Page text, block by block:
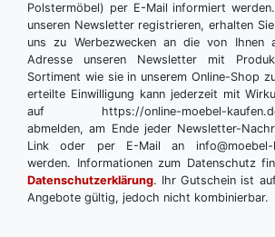
Polstermöbel) per E-Mail informiert
unseren Newsletter registrieren, erhalten
uns zu Werbezwecken an die von Ihnen
Adresse unseren Newsletter mit
Sortiment wie sie in unserem Online-Shop
erteilte Einwilligung kann jederzeit mit
auf https://online-moebel-kaufen.de/
abmelden, am Ende jeder Newsletter-
Link oder per E-Mail an info@moebel-
werden. Informationen zum Datenschutz
Datenschutzerklärung. Ihr Gutschein ist
Angebote gültig, jedoch nicht kombinierbar.